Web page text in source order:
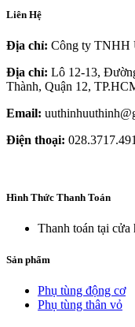
Liên Hệ
Địa chỉ: Công ty TNHH
Địa chỉ: Lô 12-13,
Thành, Quận 12,
Email:
Điện thoại:
Hình Thức Thanh Toán
Thanh toán tại cửa
Sản phẩm
Phụ tùng động cơ
Phụ tùng thân vỏ